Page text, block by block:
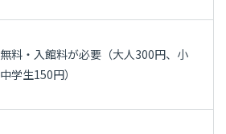
無料・入館料が必要（大人300円、小
中学生150円）